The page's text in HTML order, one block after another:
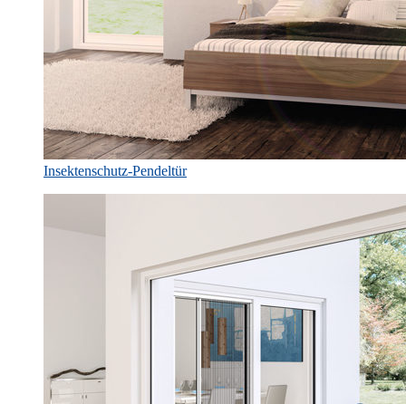
Insektenschutz-Pendeltür